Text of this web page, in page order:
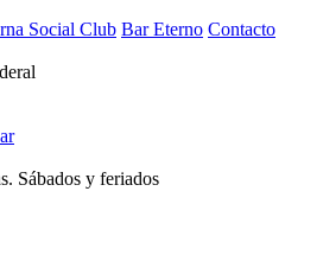
Social Club Bar Eterno Contacto
Sábados y feriados